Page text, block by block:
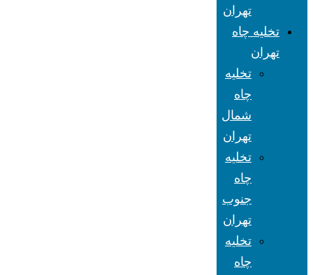
تهران
تخلیه چاه
تهران
تخلیه
چاه
شمال
تهران
تخلیه
چاه
جنوب
تهران
تخلیه
چاه